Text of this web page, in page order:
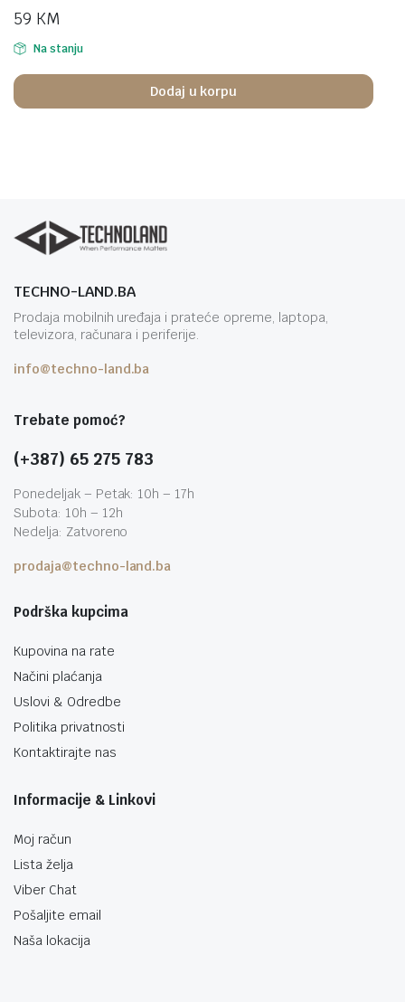
59 KM
Na stanju
Dodaj u korpu
TECHNO-LAND.BA
Prodaja mobilnih uređaja i prateće opreme, laptopa,
televizora, računara i periferije.
info@techno-land.ba
Trebate pomoć?
(+387) 65 275 783
Ponedeljak – Petak: 10h – 17h
Subota: 10h – 12h
Nedelja: Zatvoreno
prodaja@techno-land.ba
Podrška kupcima
Kupovina na rate
Načini plaćanja
Uslovi & Odredbe
Politika privatnosti
Kontaktirajte nas
Informacije & Linkovi
Moj račun
Lista želja
Viber Chat
Pošaljite email
Naša lokacija